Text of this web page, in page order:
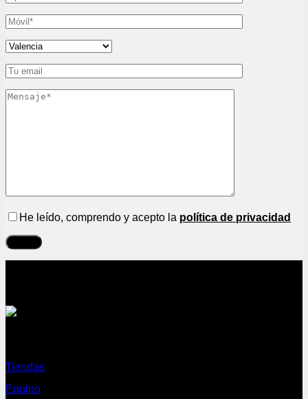
He leído, comprendo y acepto la política de privacidad
Tiendas
Equipo